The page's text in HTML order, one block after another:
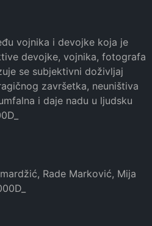
vojnika i devojke koja je
devojke, vojnika, fotografa
se subjektivni doživljaj
završetka, neuništiva
i daje nadu u ljudsku
Rade Marković, Mija